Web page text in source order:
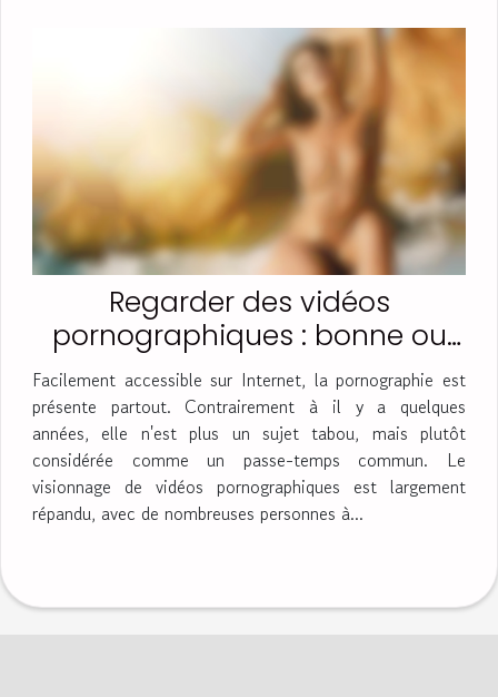
Regarder des vidéos
pornographiques : bonne ou
mauvaise idée ?
Facilement accessible sur Internet, la pornographie est
présente partout. Contrairement à il y a quelques
années, elle n'est plus un sujet tabou, mais plutôt
considérée comme un passe-temps commun. Le
visionnage de vidéos pornographiques est largement
répandu, avec de nombreuses personnes à...